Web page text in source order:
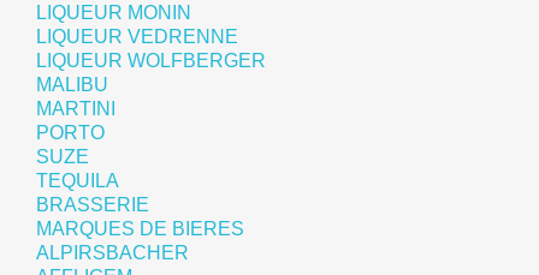
LIQUEUR MONIN
LIQUEUR VEDRENNE
LIQUEUR WOLFBERGER
MALIBU
MARTINI
PORTO
SUZE
TEQUILA
BRASSERIE
MARQUES DE BIERES
ALPIRSBACHER